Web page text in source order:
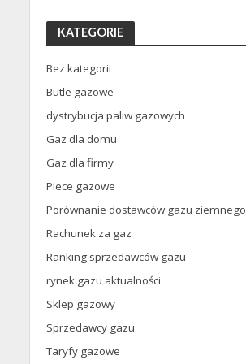
KATEGORIE
Bez kategorii
Butle gazowe
dystrybucja paliw gazowych
Gaz dla domu
Gaz dla firmy
Piece gazowe
Porównanie dostawców gazu ziemnego
Rachunek za gaz
Ranking sprzedawców gazu
rynek gazu aktualności
Sklep gazowy
Sprzedawcy gazu
Taryfy gazowe